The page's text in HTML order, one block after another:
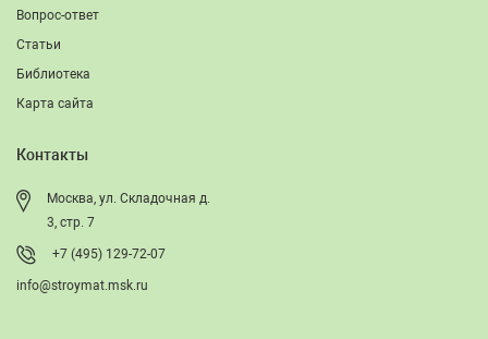
Контакты
Москва, ул. Складочная д.
3, стр. 7
+7 (495) 129-72-07
info@stroymat.msk.ru
Вопрос-ответ
Статьи
Библиотека
Карта сайта